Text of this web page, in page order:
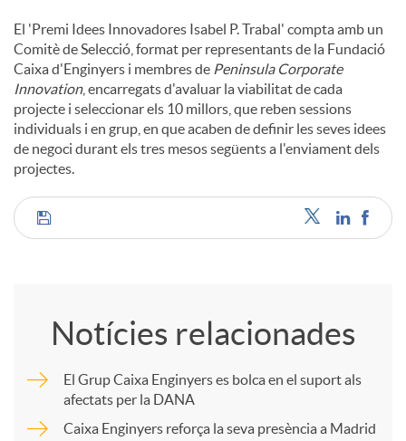
El 'Premi Idees Innovadores Isabel P. Trabal' compta amb un
Comitè de Selecció, format per representants de la Fundació
Caixa d'Enginyers i membres de Peninsula Corporate
Innovation, encarregats d'avaluar la viabilitat de cada
projecte i seleccionar els 10 millors, que reben sessions
individuals i en grup, en que acaben de definir les seves idees
de negoci durant els tres mesos següents a l'enviament dels
projectes.
C
p
Notícies relacionades
El Grup Caixa Enginyers es bolca en el suport als
afectats per la DANA
Caixa Enginyers reforça la seva presència a Madrid